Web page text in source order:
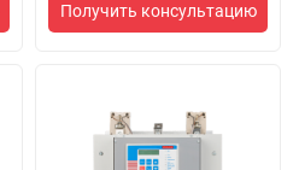
Получить консультацию